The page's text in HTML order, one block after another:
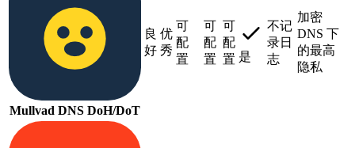
Mullvad DNS DoH/DoT
良
好
优
秀
可
配
置
可
配
置
可
配
置 是
不记
录日
志
加密
DNS 下
的最高
隐私